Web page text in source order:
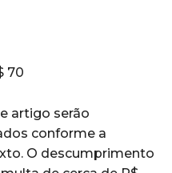
70
artigo serão
conforme a
O descumprimento